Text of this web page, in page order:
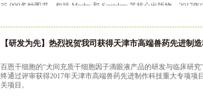
35,000多种图书，包括 Mosby 和 Saunders 等核心出版物。2017年
【研发为先】热烈祝贺我司获得天津市高端兽药先进制
百恩干细胞的“犬间充质干细胞因子滴眼液产品的研发与临床研
终通过评审获得2017年天津市高端兽药先进制作科技重大专项
关项目。